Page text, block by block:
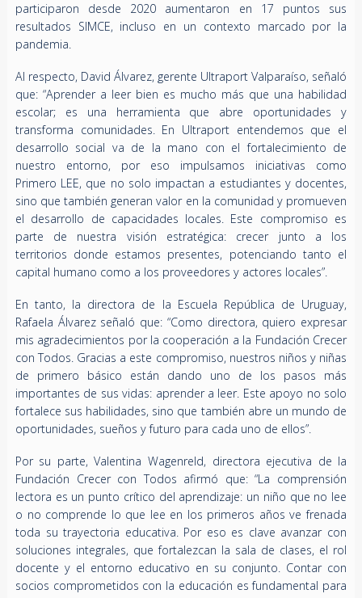
participaron desde 2020 aumentaron en 17 puntos sus
resultados SIMCE, incluso en un contexto marcado por la
pandemia.
Al respecto, David Álvarez, gerente Ultraport Valparaíso, señaló
que: “Aprender a leer bien es mucho más que una habilidad
escolar; es una herramienta que abre oportunidades y
transforma comunidades. En Ultraport entendemos que el
desarrollo social va de la mano con el fortalecimiento de
nuestro entorno, por eso impulsamos iniciativas como
Primero LEE, que no solo impactan a estudiantes y docentes,
sino que también generan valor en la comunidad y promueven
el desarrollo de capacidades locales. Este compromiso es
parte de nuestra visión estratégica: crecer junto a los
territorios donde estamos presentes, potenciando tanto el
capital humano como a los proveedores y actores locales”.
En tanto, la directora de la Escuela República de Uruguay,
Rafaela Álvarez señaló que: “Como directora, quiero expresar
mis agradecimientos por la cooperación a la Fundación Crecer
con Todos. Gracias a este compromiso, nuestros niños y niñas
de primero básico están dando uno de los pasos más
importantes de sus vidas: aprender a leer. Este apoyo no solo
fortalece sus habilidades, sino que también abre un mundo de
oportunidades, sueños y futuro para cada uno de ellos”.
Por su parte, Valentina Wagenreld, directora ejecutiva de la
Fundación Crecer con Todos afirmó que: “La comprensión
lectora es un punto crítico del aprendizaje: un niño que no lee
o no comprende lo que lee en los primeros años ve frenada
toda su trayectoria educativa. Por eso es clave avanzar con
soluciones integrales, que fortalezcan la sala de clases, el rol
docente y el entorno educativo en su conjunto. Contar con
socios comprometidos con la educación es fundamental para